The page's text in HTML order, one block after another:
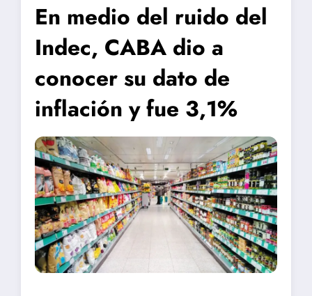
En medio del ruido del
Indec, CABA dio a
conocer su dato de
inflación y fue 3,1%